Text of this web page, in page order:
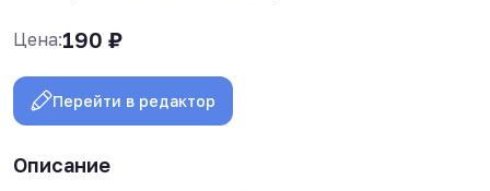
Цена:190 ₽
Перейти в редактор
Описание